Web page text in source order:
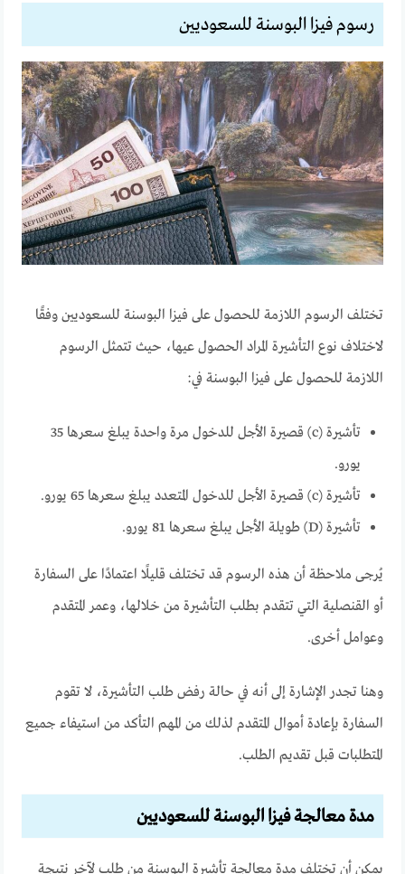
رسوم فيزا البوسنة للسعوديين
تختلف الرسوم اللازمة للحصول على فيزا البوسنة للسعوديين وفقًا
لاختلاف نوع التأشيرة المراد الحصول عيها، حيث تتمثل الرسوم
اللازمة للحصول على فيزا البوسنة في:
تأشيرة (c) قصيرة الأجل للدخول مرة واحدة يبلغ سعرها 35
يورو.
تأشيرة (c) قصيرة الأجل للدخول المتعدد يبلغ سعرها 65 يورو.
تأشيرة (D) طويلة الأجل يبلغ سعرها 81 يورو.
يُرجى ملاحظة أن هذه الرسوم قد تختلف قليلًا اعتمادًا على السفارة
أو القنصلية التي تتقدم بطلب التأشيرة من خلالها، وعمر المتقدم
وعوامل أخرى.
وهنا تجدر الإشارة إلى أنه في حالة رفض طلب التأشيرة، لا تقوم
السفارة بإعادة أموال المتقدم لذلك من المهم التأكد من استيفاء جميع
المتطلبات قبل تقديم الطلب.
مدة معالجة فيزا البوسنة للسعوديين
يمكن أن تختلف مدة معالجة تأشيرة البوسنة من طلب لآخر نتيجة